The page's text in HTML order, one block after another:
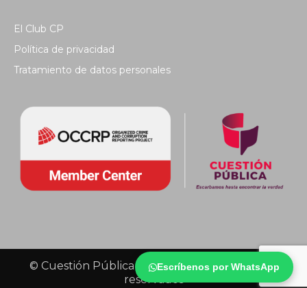
Escríbenos por WhatsApp
El Club CP
Política de privacidad
Tratamiento de datos personales
© Cuestión Pública 2018 - Todos los derechos
reservados